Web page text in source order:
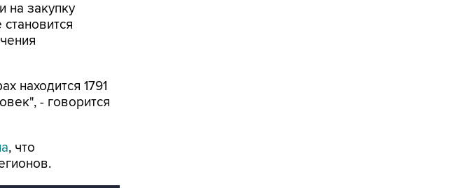
на закупку
находится 1791
- говорится
, что